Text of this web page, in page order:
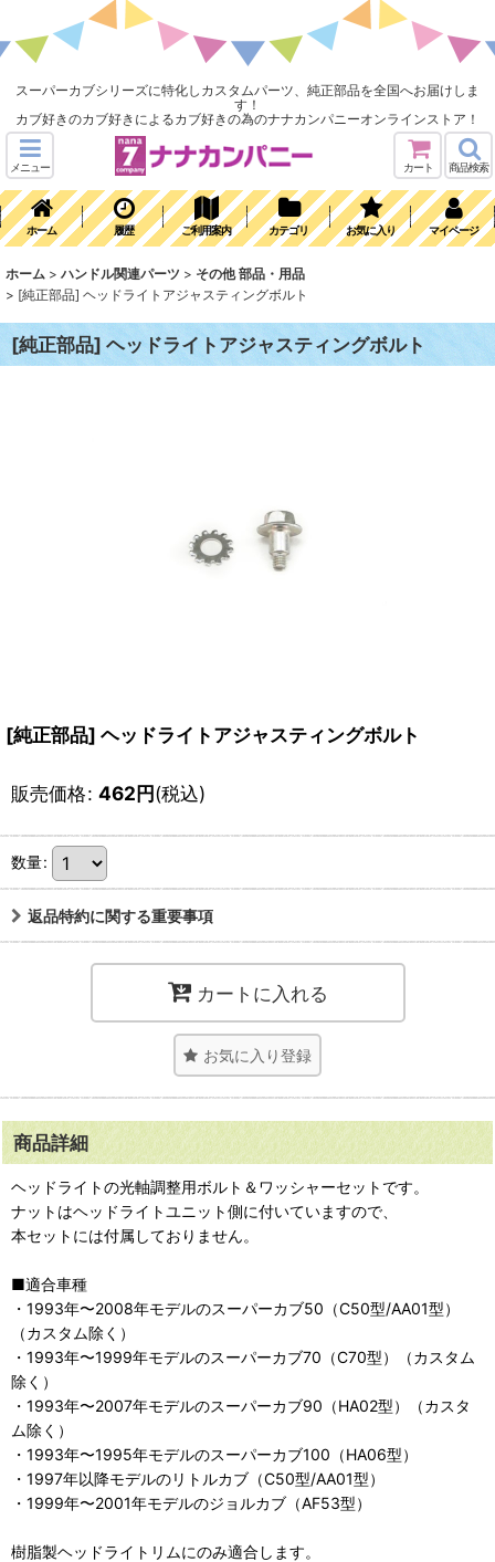
スーパーカブシリーズに特化しカスタムパーツ、純正部品を全国へお届けしま
す！
カブ好きのカブ好きによるカブ好きの為のナナカンパニーオンラインストア！
メニュー カート 商品検索
ホーム 履歴 ご利用案内 カテゴリ お気に入り マイページ
ホーム > ハンドル関連パーツ > その他 部品・用品
> [純正部品] ヘッドライトアジャスティングボルト
[純正部品] ヘッドライトアジャスティングボルト
[純正部品] ヘッドライトアジャスティングボルト
販売価格: 462円(税込)
数量:
返品特約に関する重要事項
カートに入れる
お気に入り登録
商品詳細
ヘッドライトの光軸調整用ボルト＆ワッシャーセットです。
ナットはヘッドライトユニット側に付いていますので、
本セットには付属しておりません。
■適合車種
・1993年〜2008年モデルのスーパーカブ50（C50型/AA01型）
（カスタム除く）
・1993年〜1999年モデルのスーパーカブ70（C70型）（カスタム
除く）
・1993年〜2007年モデルのスーパーカブ90（HA02型）（カスタ
ム除く）
・1993年〜1995年モデルのスーパーカブ100（HA06型）
・1997年以降モデルのリトルカブ（C50型/AA01型）
・1999年〜2001年モデルのジョルカブ（AF53型）
樹脂製ヘッドライトリムにのみ適合します。